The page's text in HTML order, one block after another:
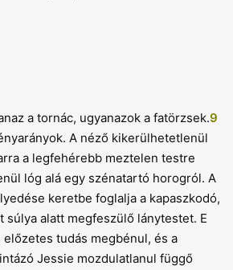
a tornác, ugyanazok a fatörzsek.9
A néző kikerülhetetlenül
a legfehérebb meztelen testre
lóg alá egy szénatartó horogról. A
keretbe foglalja a kapaszkodó,
súlya alatt megfeszülő lánytestet. E
tudás megbénul, és a
Jessie mozdulatlanul függő